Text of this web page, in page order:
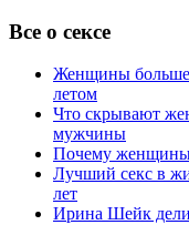
Все о сексе
Женщины больше
летом
Что скрывают
мужчины
Почему женщины
Лучший секс в
лет
Ирина Шейк